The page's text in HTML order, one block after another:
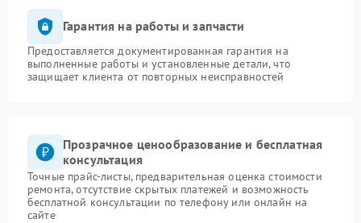
Гарантия на работы и запчасти
Предоставляется документированная гарантия на
выполненные работы и установленные детали, что
защищает клиента от повторных неисправностей
Прозрачное ценообразование и бесплатная
консультация
Точные прайс-листы, предварительная оценка стоимости
ремонта, отсутствие скрытых платежей и возможность
бесплатной консультации по телефону или онлайн на
сайте